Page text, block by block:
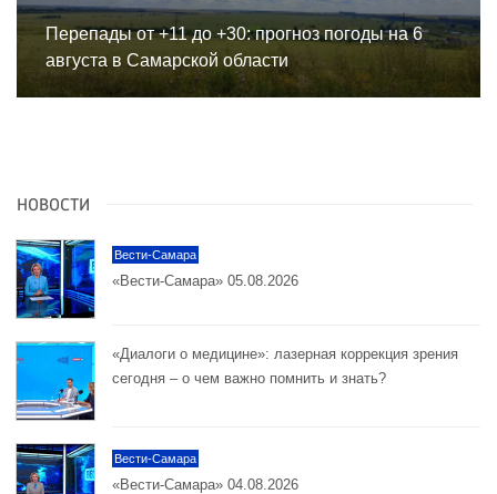
Перепады от +11 до +30: прогноз погоды на 6
августа в Самарской области
НОВОСТИ
Вести-Самара
«Вести-Самара» 05.08.2026
«Диалоги о медицине»: лазерная коррекция зрения
сегодня – о чем важно помнить и знать?
Вести-Самара
«Вести-Самара» 04.08.2026